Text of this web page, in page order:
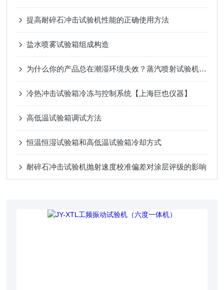
提高耐碎石冲击试验机性能的正确使用方法
盐水喷雾试验箱组成构造
为什么你的产品总在潮湿环境失效？蒸汽喷射试验机给你答案
冷热冲击试验箱冷冻与控制系统【上海巨也仪器】
高低温试验箱调试方法
恒温恒湿试验箱和高低温试验箱冷却方式
耐碎石冲击试验机抛射速度校准偏差对涂层评级的影响